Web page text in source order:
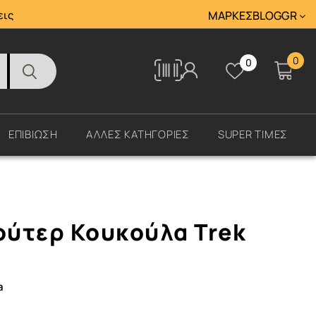
Tracking ΜΆΡΚΕΣBLOGGR
Tracking 0 0
ΕΠΙΒΙΩΣΗ ΑΛΛΕΣ ΚΑΤΗΓΟΡΙΕΣ SUPER ΤΙΜΕΣ
Κουκούλα Trek